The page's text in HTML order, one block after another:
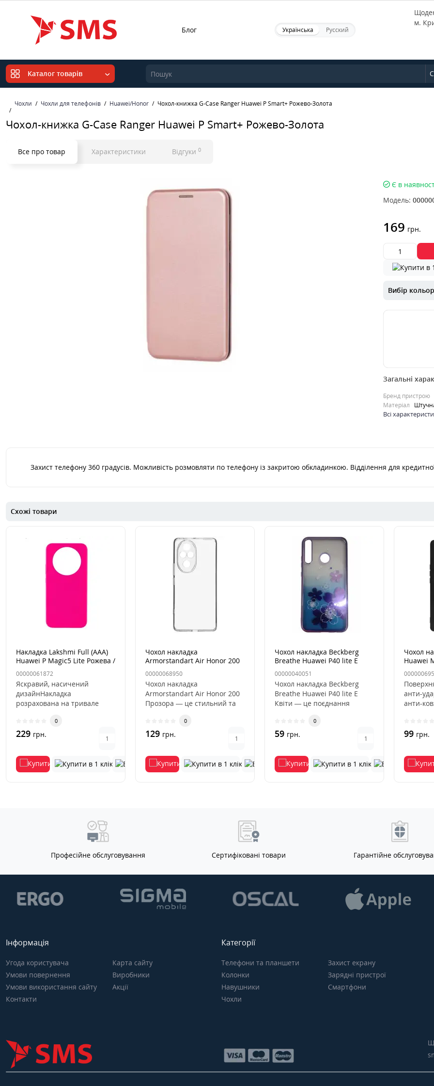
Блог Українська Русский
м.
Каталог товарів
Чохли Чохли для телефонів Huawei/Honor Чохол-книжка G-Case Ranger Huawei P Smart+ Рожево-Золота
Чохол-книжка G-Case Ranger Huawei P Smart+ Рожево-Золота
Все про товар Характеристики Відгуки 0
Є в
Модель:
169 грн.
Вибір
Захист
телефону із
Відділення ..
0
Загальні
Бренд пристрою
Матеріал
Всі
Захист телефону 360 градусів. Можливість розмовляти по телефону із закритою обкладинкою. Відділення для
Схожі товари
Накладка Lakshmi Full (AAA)
Huawei P Magic5 Lite Рожева /
Barbie Pink
00000061872
Яскравий, насичений
дизайнНакладка
розрахована на тривале
деформація та виц..
0
229 грн.
Чохол накладка
Armorstandart Air Honor 200
Прозора
00000068950
Чохол накладка
Armorstandart Air Honor 200
Прозора — це стильний та
0
129 грн.
Чохол накладка Beckberg
Breathe Huawei P40 lite E
Квіти
00000040051
Чохол накладка Beckberg
Breathe Huawei P40 lite E
Квіти — це поєднання
0
59 грн.
Чохол
Huawei
анти-
анти-
99 грн.
Професійне обслуговування Сертифіковані товари Гарантійне
Інформація
Угода користувача
Умови повернення
Умови використання сайту
Контакти
Карта сайту
Виробники
Акції
Категорії
Телефони та планшети
Колонки
Навушники
Чохли
Захист екрану
Зарядні пристрої
Смартфони